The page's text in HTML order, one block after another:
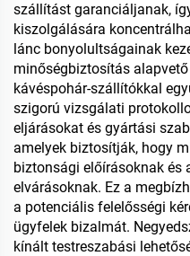
szállítást garanciáljanak,
kiszolgálására
lánc bonyolultságainak
minőségbiztosítás
kávéspohár-szállítókkal
szigorú vizsgálati
eljárásokat és gyártási
amelyek biztosítják, hogy
biztonsági előírásoknak és
elvárásoknak. Ez a
a potenciális felelősségi
ügyfelek bizalmát.
kínált testreszabási